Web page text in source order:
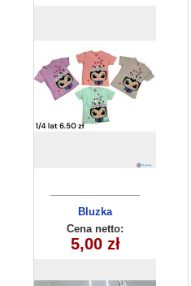
Bluzka
dziecięca
Cena netto:
5,00 zł
Bluzka
dziewczęca
270625-3(4-14)
Cena netto:
18,00 zł